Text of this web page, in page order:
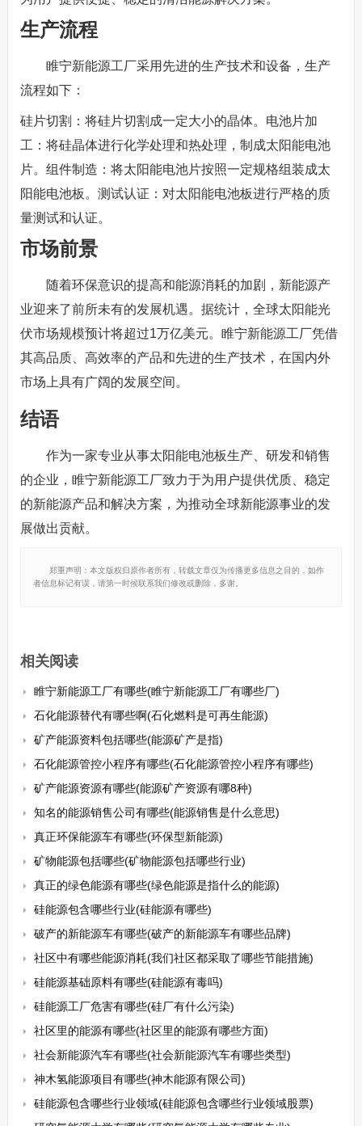
生产流程
睢宁新能源工厂采用先进的生产技术和设备，生产
流程如下：
硅片切割：将硅片切割成一定大小的晶体。电池片加
工：将硅晶体进行化学处理和热处理，制成太阳能电池
片。组件制造：将太阳能电池片按照一定规格组装成太
阳能电池板。测试认证：对太阳能电池板进行严格的质
量测试和认证。
市场前景
随着环保意识的提高和能源消耗的加剧，新能源产
业迎来了前所未有的发展机遇。据统计，全球太阳能光
伏市场规模预计将超过1万亿美元。睢宁新能源工厂凭借
其高品质、高效率的产品和先进的生产技术，在国内外
市场上具有广阔的发展空间。
结语
作为一家专业从事太阳能电池板生产、研发和销售
的企业，睢宁新能源工厂致力于为用户提供优质、稳定
的新能源产品和解决方案，为推动全球新能源事业的发
展做出贡献。
郑重声明：本文版权归原作者所有，转载文章仅为传播更多信息之目的，如作
者信息标记有误，请第一时候联系我们修改或删除，多谢。
相关阅读
睢宁新能源工厂有哪些(睢宁新能源工厂有哪些厂)
石化能源替代有哪些啊(石化燃料是可再生能源)
矿产能源资料包括哪些(能源矿产是指)
石化能源管控小程序有哪些(石化能源管控小程序有哪些)
矿产能源资源有哪些(能源矿产资源有哪8种)
知名的能源销售公司有哪些(能源销售是什么意思)
真正环保能源车有哪些(环保型新能源)
矿物能源包括哪些(矿物能源包括哪些行业)
真正的绿色能源有哪些(绿色能源是指什么的能源)
硅能源包含哪些行业(硅能源有哪些)
破产的新能源车有哪些(破产的新能源车有哪些品牌)
社区中有哪些能源消耗(我们社区都采取了哪些节能措施)
硅能源基础原料有哪些(硅能源有毒吗)
硅能源工厂危害有哪些(硅厂有什么污染)
社区里的能源有哪些(社区里的能源有哪些方面)
社会新能源汽车有哪些(社会新能源汽车有哪些类型)
神木氢能源项目有哪些(神木能源有限公司)
硅能源包含哪些行业领域(硅能源包含哪些行业领域股票)